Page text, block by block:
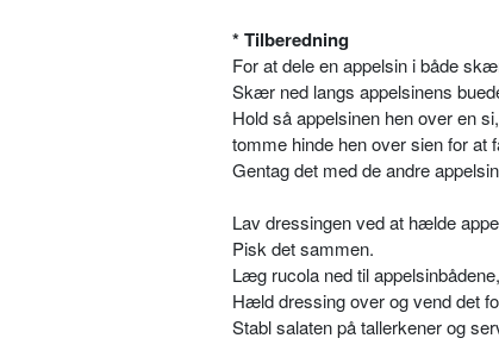
* Tilberedning
For at dele en appelsin i både
Skær ned langs appelsinens
Hold så appelsinen hen over en
tomme hinde hen over sien for at
Gentag det med de andre
Lav dressingen ved at hælde
Pisk det sammen.
Læg rucola ned til
Hæld dressing over og vend det
Stabl salaten på tallerkener og